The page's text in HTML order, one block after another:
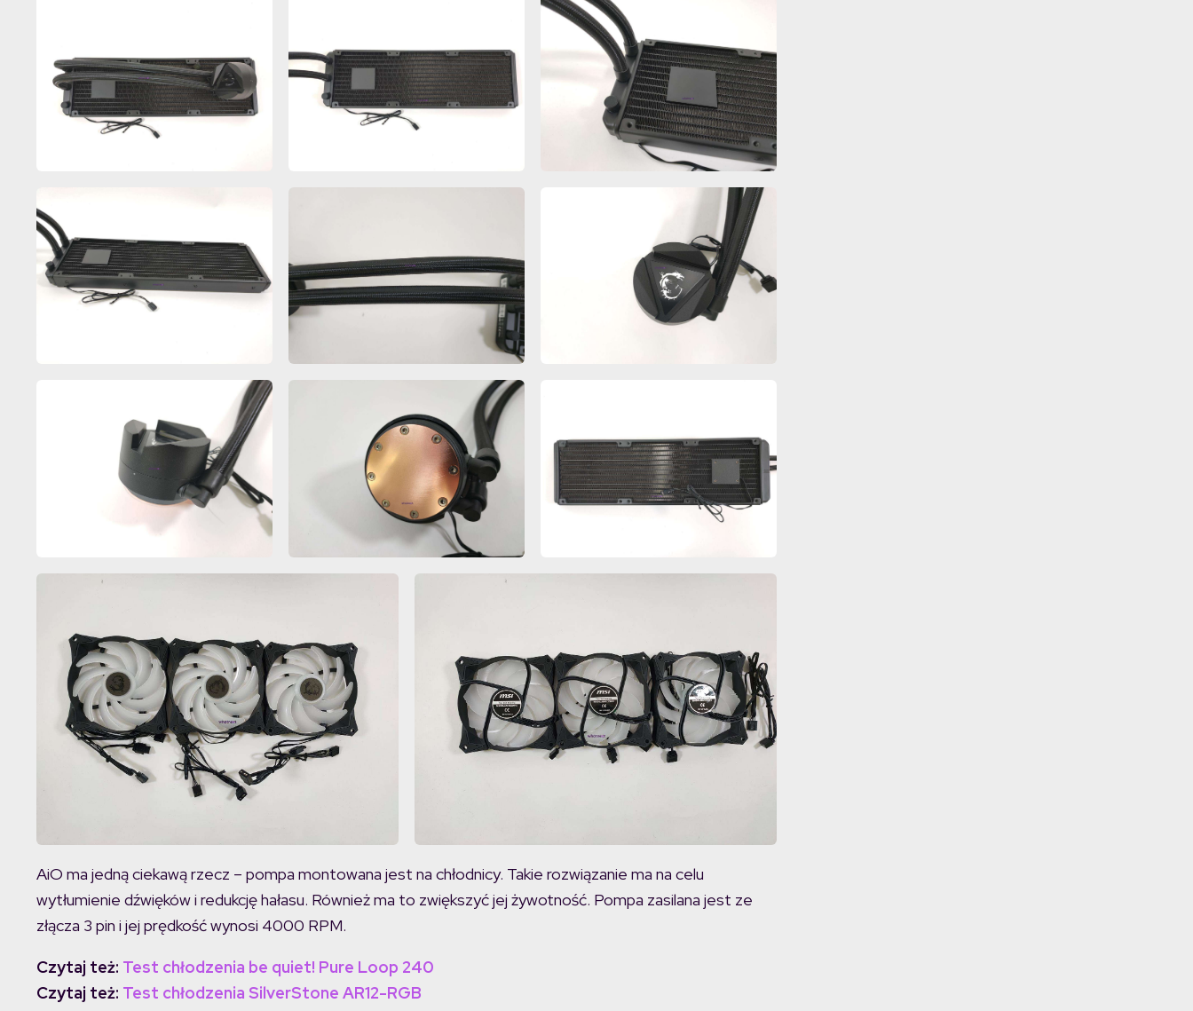
AiO ma jedną ciekawą rzecz – pompa montowana jest na chłodnicy. Takie rozwiązanie ma na celu
wytłumienie dźwięków i redukcję hałasu. Również ma to zwiększyć jej żywotność. Pompa zasilana jest ze
złącza 3 pin i jej prędkość wynosi 4000 RPM.
Czytaj też: Test chłodzenia be quiet! Pure Loop 240
Czytaj też: Test chłodzenia SilverStone AR12-RGB